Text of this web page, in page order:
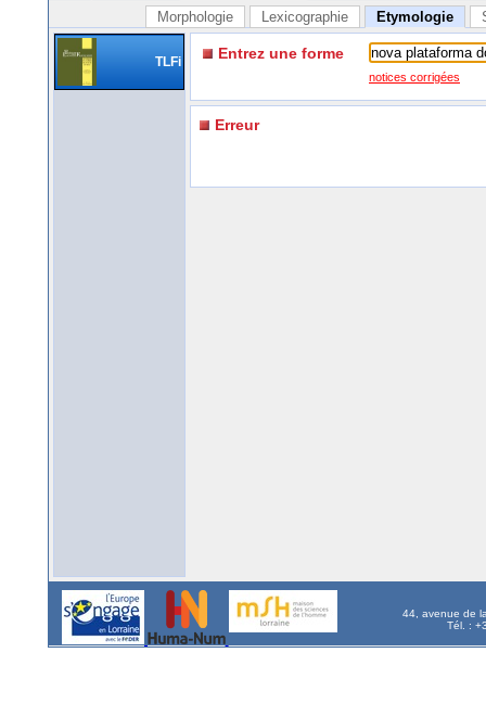
Morphologie Lexicographie Etymologie
TLFi Entrez une forme
notices corrigées
Erreur
44, avenue de
Tél. :